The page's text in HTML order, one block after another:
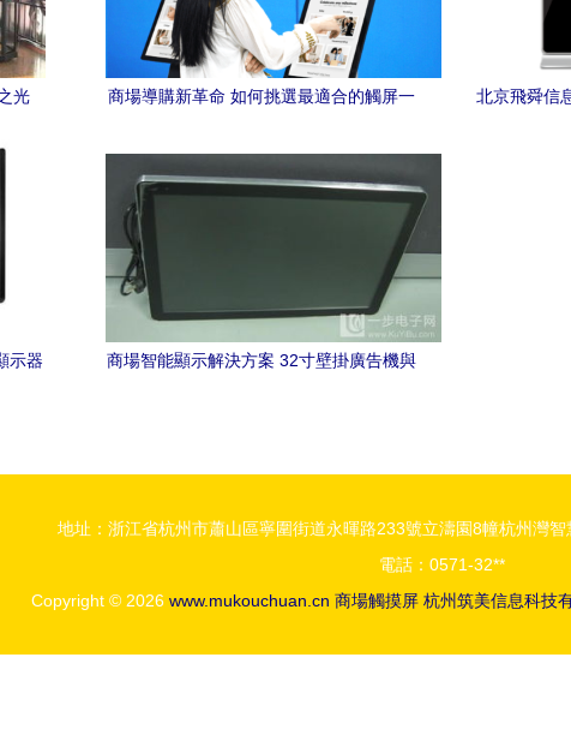
光
商場導購新革命 如何挑選最適合的觸屏一
北京飛舜信
示器
商場智能顯示解決方案 32寸壁掛廣告機與
地址：浙江省杭州市蕭山區寧圍街道永暉路233號立濤園8幢杭州灣智
電話：0571-32**
Copyright © 2026 www.mukouchuan.cn 商場觸摸屏 杭州筑美信息科技